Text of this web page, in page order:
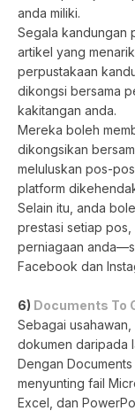
anda miliki.
Segala kandungan
artikel yang
perpustakaan
dikongsi bersama
kakitangan anda.
Mereka boleh
dikongsikan
meluluskan pos-
platform
Selain itu, anda
prestasi setiap
perniagaan
Facebook dan
6) Documents To
Sebagai
dokumen daripada
Dengan
menyunting fail
Excel, dan